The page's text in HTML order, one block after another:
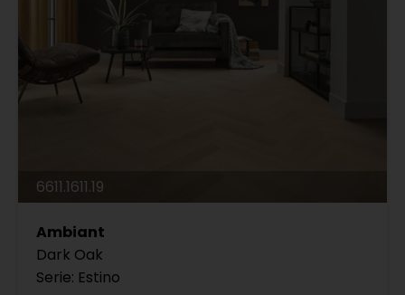
6611.1611.19
Ambiant
Dark Oak
Serie: Estino